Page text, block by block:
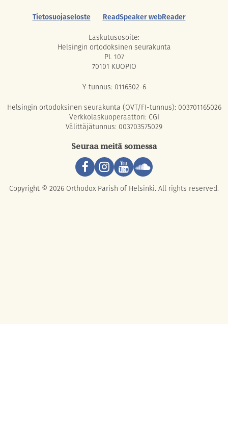
Tietosuojaseloste
ReadSpeaker webReader
Laskutusosoite:
Helsingin ortodoksinen seurakunta
PL 107
70101 KUOPIO
Y-tunnus: 0116502-6
Helsingin ortodoksinen seurakunta (OVT/FI-tunnus): 003701165026
Verkkolaskuoperaattori: CGI
Välittäjätunnus: 003703575029
Seuraa meitä somessa
Copyright © 2026 Orthodox Parish of Helsinki. All rights reserved.